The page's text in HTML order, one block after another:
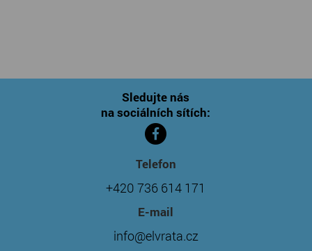
Sledujte nás
na sociálních sítích:
Telefon
+420 736 614 171
E-mail
info@elvrata.cz